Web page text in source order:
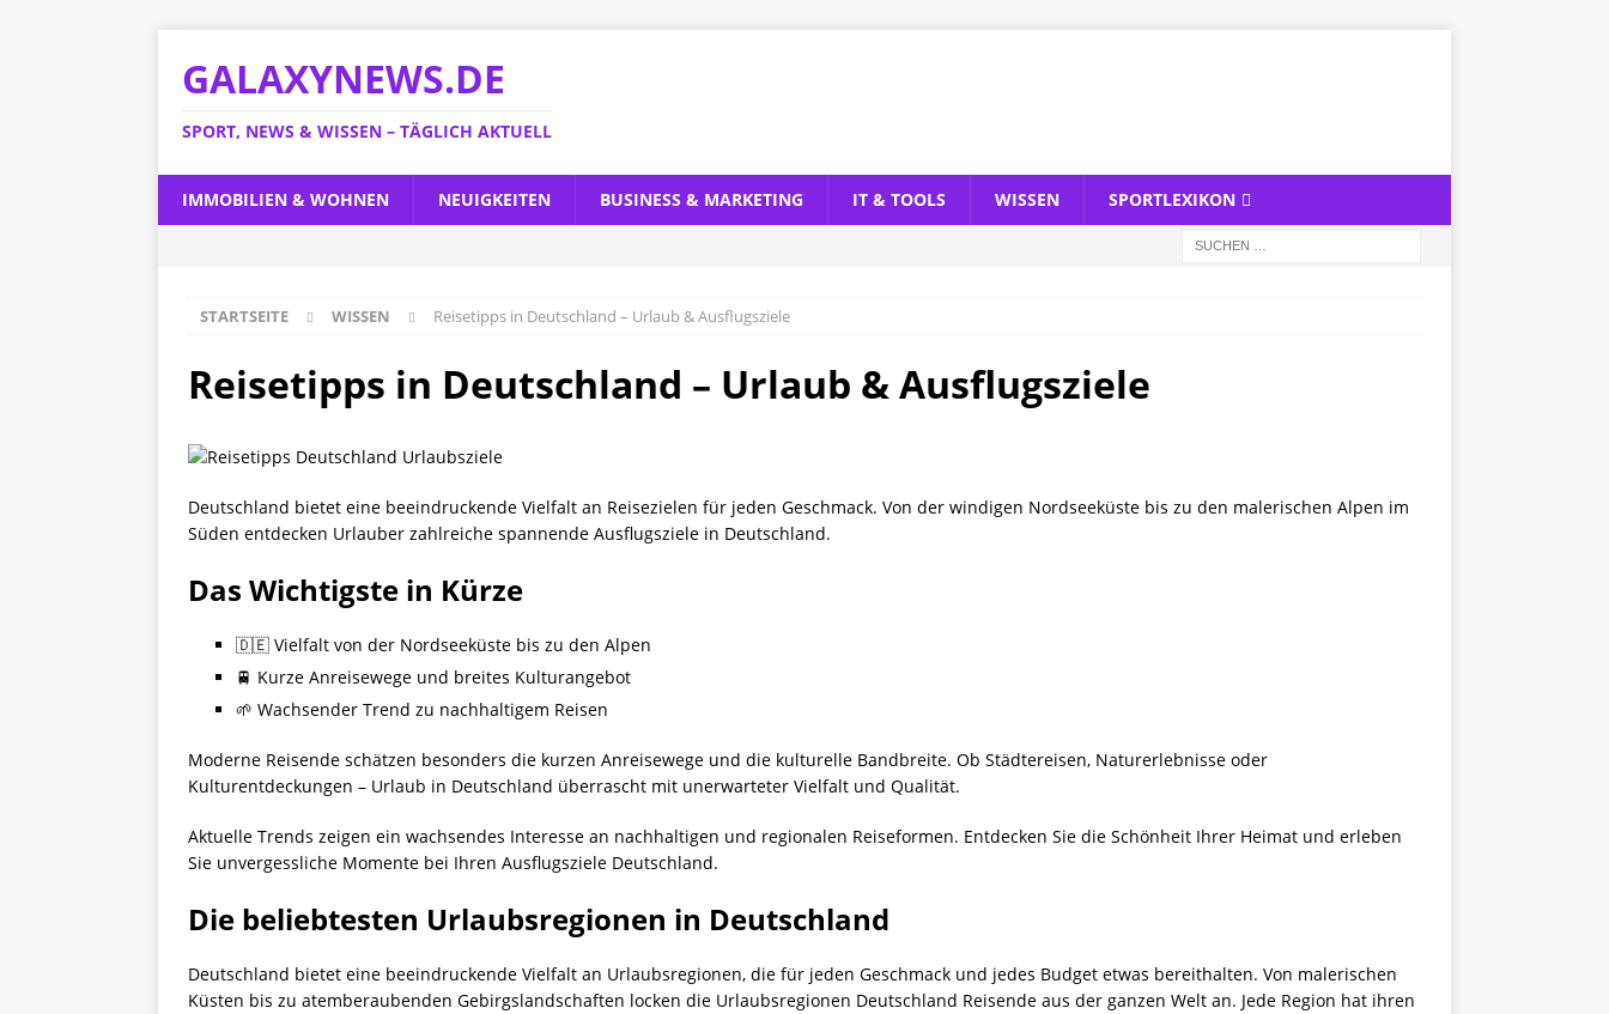
GALAXYNEWS.DE
SPORT, NEWS & WISSEN – TÄGLICH AKTUELL
IMMOBILIEN & WOHNEN NEUIGKEITEN BUSINESS & MARKETING IT & TOOLS WISSEN SPORTLEXIKON
STARTSEITE WISSEN Reisetipps in Deutschland – Urlaub & Ausflugsziele
Reisetipps in Deutschland – Urlaub & Ausflugsziele
Deutschland bietet eine beeindruckende Vielfalt an Reisezielen für jeden Geschmack. Von der windigen Nordseeküste bis zu den malerischen Alpen im
Süden entdecken Urlauber zahlreiche spannende Ausflugsziele in Deutschland.
Das Wichtigste in Kürze
🇩🇪 Vielfalt von der Nordseeküste bis zu den Alpen
🚆 Kurze Anreisewege und breites Kulturangebot
🌱 Wachsender Trend zu nachhaltigem Reisen
Moderne Reisende schätzen besonders die kurzen Anreisewege und die kulturelle Bandbreite. Ob Städtereisen, Naturerlebnisse oder
Kulturentdeckungen – Urlaub in Deutschland überrascht mit unerwarteter Vielfalt und Qualität.
Aktuelle Trends zeigen ein wachsendes Interesse an nachhaltigen und regionalen Reiseformen. Entdecken Sie die Schönheit Ihrer Heimat und erleben
Sie unvergessliche Momente bei Ihren Ausflugsziele Deutschland.
Die beliebtesten Urlaubsregionen in Deutschland
Deutschland bietet eine beeindruckende Vielfalt an Urlaubsregionen, die für jeden Geschmack und jedes Budget etwas bereithalten. Von malerischen
Küsten bis zu atemberaubenden Gebirgslandschaften locken die Urlaubsregionen Deutschland Reisende aus der ganzen Welt an. Jede Region hat ihren